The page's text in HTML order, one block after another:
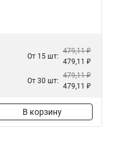
От 15 шт:
479,11 ₽
479,11 ₽
От 30 шт:
479,11 ₽
479,11 ₽
В корзину